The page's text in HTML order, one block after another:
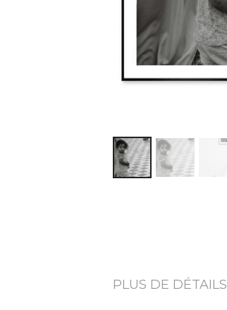
PLUS DE DÉTAILS